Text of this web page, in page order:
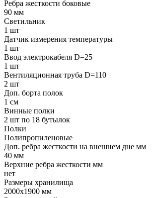
Ребра жесткости боковые
90 мм
Светильник
1 шт
Датчик измерения температуры
1 шт
Ввод электрокабеля D=25
1 шт
Вентиляционная труба D=110
2 шт
Доп. борта полок
1 см
Винные полки
2 шт по 18 бутылок
Полки
Полипропиленовые
Доп. ребра жесткости на внешнем дне мм
40 мм
Верхние ребра жесткости мм
нет
Размеры хранилища
2000x1900 мм